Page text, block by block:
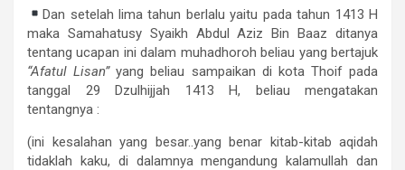
Dan setelah lima tahun berlalu yaitu pada tahun 1413 H
maka Samahatusy Syaikh Abdul Aziz Bin Baaz ditanya
tentang ucapan ini dalam muhadhoroh beliau yang bertajuk
“Afatul Lisan”yang beliau sampaikan di kota Thoif pada
tanggal 29 Dzulhijjah 1413 H, beliau mengatakan
tentangnya :
(ini kesalahan yang besar..yang benar kitab-kitab aqidah
tidaklah kaku, di dalamnya mengandung kalamullah dan